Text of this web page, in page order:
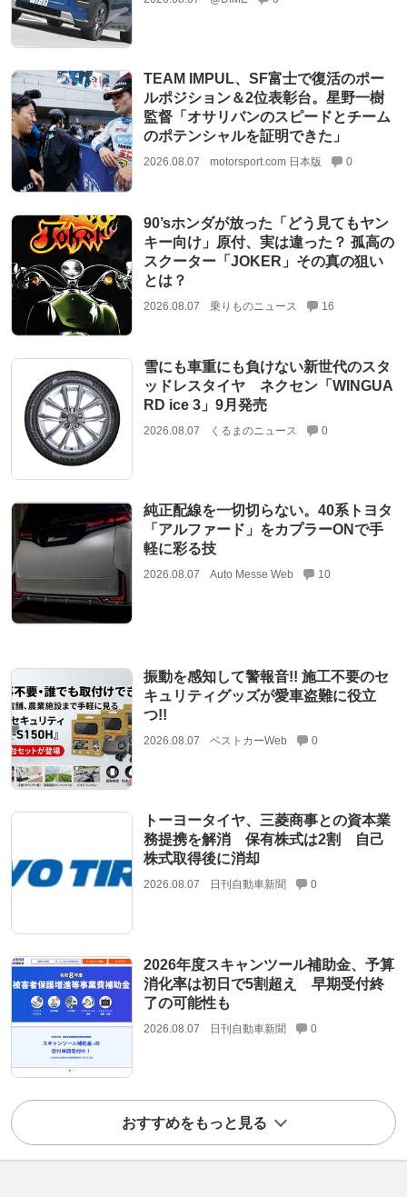
TEAM IMPUL、SF富士で復活のポー
ルポジション＆2位表彰台。星野一樹
監督「オサリバンのスピードとチーム
のポテンシャルを証明できた」
2026.08.07 motorsport.com 日本版 0
90’sホンダが放った「どう見てもヤン
キー向け」原付、実は違った？ 孤高の
スクーター「JOKER」その真の狙い
とは？
2026.08.07 乗りものニュース 16
雪にも車重にも負けない新世代のスタ
ッドレスタイヤ ネクセン「WINGUA
RD ice 3」9月発売
2026.08.07 くるまのニュース 0
純正配線を一切切らない。40系トヨタ
「アルファード」をカプラーONで手
軽に彩る技
2026.08.07 Auto Messe Web 10
振動を感知して警報音!! 施工不要のセ
キュリティグッズが愛車盗難に役立
つ!!
2026.08.07 ベストカーWeb 0
トーヨータイヤ、三菱商事との資本業
務提携を解消 保有株式は2割 自己
株式取得後に消却
2026.08.07 日刊自動車新聞 0
2026年度スキャンツール補助金、予算
消化率は初日で5割超え 早期受付終
了の可能性も
2026.08.07 日刊自動車新聞 0
おすすめをもっと見る